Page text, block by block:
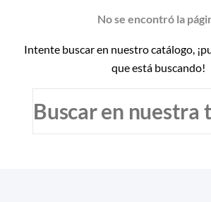
No se encontró la
Intente buscar en nuestro catálogo,
que está buscando!